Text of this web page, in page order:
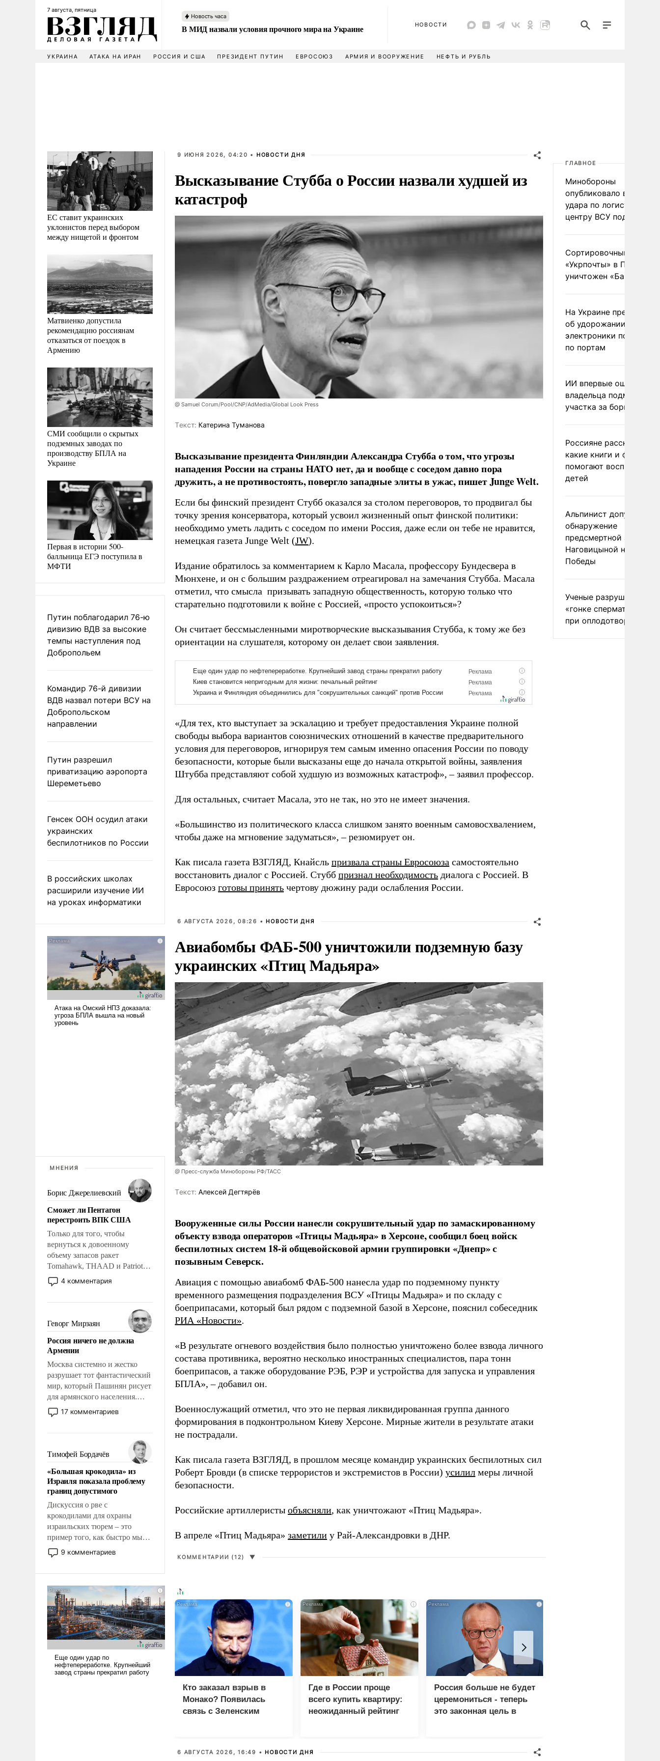
7 августа, пятница
Новость часа
В МИД назвали условия прочного мира на Украине НОВОСТИ
УКРАИНА АТАКА НА ИРАН РОССИЯ И США ПРЕЗИДЕНТ ПУТИН ЕВРОСОЮЗ АРМИЯ И ВООРУЖЕНИЕ НЕФТЬ И РУБЛЬ
ЕС ставит украинских
уклонистов перед выбором
между нищетой и фронтом
Матвиенко допустила
рекомендацию россиянам
отказаться от поездок в
Армению
СМИ сообщили о скрытых
подземных заводах по
производству БПЛА на
Украине
Первая в истории 500-
балльница ЕГЭ поступила в
МФТИ
Путин поблагодарил 76-ю
дивизию ВДВ за высокие
темпы наступления под
Добропольем
Командир 76-й дивизии
ВДВ назвал потери ВСУ на
Добропольском
направлении
Путин разрешил
приватизацию аэропорта
Шереметьево
Генсек ООН осудил атаки
украинских
беспилотников по России
В российских школах
расширили изучение ИИ
на уроках информатики
МНЕНИЯ
Борис Джерелиевский
Сможет ли Пентагон
перестроить ВПК США
Только для того, чтобы
вернуться к довоенному
объему запасов ракет
Tomahawk, THAAD и Patriot
США потребуется более трех
лет. Даже небольшая война с
Сложившаяся ситуация
означает многолетний период
уязвимости США, например,
перед Китаем.
4 комментария
Геворг Мирзаян
Россия ничего не должна
Армении
Москва системно и жестко
разрушает тот фантастический
мир, который Пашинян рисует
для армянского населения.
Мир, где политические
прожекты будут безусловно
налогоплательщиков и где
Еревану за свои поступки не
нужно отвечать.
17 комментариев
Тимофей Бордачёв
«Большая крокодила» из
Израиля показала проблему
границ допустимого
Дискуссия о рве с
крокодилами для охраны
израильских тюрем – это
пример того, как быстро мы
двигаемся по пути
революционных изменений.
псевдонаучной фантастики,
стало всерьез обсуждаемой
идеей.
9 комментариев
9 ИЮНЯ 2026, 04:20 • НОВОСТИ ДНЯ
Высказывание Стубба о России назвали худшей из
катастроф
@ Samuel Corum/Pool/CNP/AdMedia/Global Look Press
Tекст: Катерина Туманова
Высказывание президента Финляндии Александра Стубба о том, что угрозы
нападения России на страны НАТО нет, да и вообще с соседом давно пора
дружить, а не противостоять, повергло западные элиты в ужас, пишет Junge Welt.
Если бы финский президент Стубб оказался за столом переговоров, то продвигал бы
точку зрения консерватора, который усвоил жизненный опыт финской политики:
необходимо уметь ладить с соседом по имени Россия, даже если он тебе не нравится,
немецкая газета Junge Welt (JW).
Издание обратилось за комментарием к Карло Масала, профессору Бундесвера в
Мюнхене, и он с большим раздражением отреагировал на замечания Стубба. Масала
отметил, что смысла призывать западную общественность, которую только что
старательно подготовили к войне с Россией, «просто успокоиться»?
Он считает бессмысленными миротворческие высказывания Стубба, к тому же без
ориентации на слушателя, которому он делает свои заявления.
«Для тех, кто выступает за эскалацию и требует предоставления Украине полной
свободы выбора вариантов союзнических отношений в качестве предварительного
условия для переговоров, игнорируя тем самым именно опасения России по поводу
безопасности, которые были высказаны еще до начала открытой войны, заявления
Штубба представляют собой худшую из возможных катастроф», – заявил профессор.
Для остальных, считает Масала, это не так, но это не имеет значения.
«Большинство из политического класса слишком занято военным самовосхвалением,
чтобы даже на мгновение задуматься», – резюмирует он.
Как писала газета ВЗГЛЯД, Кнайсль призвала страны Евросоюза самостоятельно
восстановить диалог с Россией. Стубб признал необходимость диалога с Россией. В
Евросоюз готовы принять чертову дюжину ради ослабления России.
6 АВГУСТА 2026, 08:26 • НОВОСТИ ДНЯ
Авиабомбы ФАБ-500 уничтожили подземную базу
украинских «Птиц Мадьяра»
@ Пресс-служба Минобороны РФ/ТАСС
Tекст: Алексей Дегтярёв
Вооруженные силы России нанесли сокрушительный удар по замаскированному
объекту взвода операторов «Птицы Мадьяра» в Херсоне, сообщил боец войск
беспилотных систем 18-й общевойсковой армии группировки «Днепр» с
позывным Северск.
Авиация с помощью авиабомб ФАБ-500 нанесла удар по подземному пункту
временного размещения подразделения ВСУ «Птицы Мадьяра» и по складу с
боеприпасами, который был рядом с подземной базой в Херсоне, пояснил собеседник
РИА «Новости».
«В результате огневого воздействия было полностью уничтожено более взвода личного
состава противника, вероятно несколько иностранных специалистов, пара тонн
боеприпасов, а также оборудование РЭБ, РЭР и устройства для запуска и управления
БПЛА», – добавил он.
Военнослужащий отметил, что это не первая ликвидированная группа данного
формирования в подконтрольном Киеву Херсоне. Мирные жители в результате атаки
не пострадали.
Как писала газета ВЗГЛЯД, в прошлом месяце командир украинских беспилотных сил
Роберт Бровди (в списке террористов и экстремистов в России) усилил меры личной
безопасности.
Российские артиллеристы объясняли, как уничтожают «Птиц Мадьяра».
В апреле «Птиц Мадьяра» заметили у Рай-Александровки в ДНР.
КОММЕНТАРИИ (12) ▼
i
Кто заказал взрыв в
Монако? Появилась
связь с Зеленским
i
Где в России проще
всего купить квартиру:
неожиданный рейтинг
i
Россия больше не будет
церемониться - теперь
это законная цель в
6 АВГУСТА 2026, 16:49 • НОВОСТИ ДНЯ
ГЛАВНОЕ
Минобороны
опубликовало видео
удара по
центру ВСУ под Киевом
Сортировочный пункт
«Укрпочты» в
уничтожен
На Украине
об удорожании
электроники после
по портам
ИИ впервые
владельца
участка за борщевик
Россияне рассказали,
какие книги и фильмы
помогают воспитывать
детей
Альпинист допустил
обнаружение
предсмертной записки
Наговицыной на пике
Победы
Ученые разрушили миф
«гонке
при оплодотворении